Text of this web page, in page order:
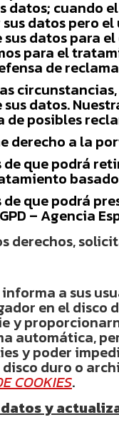
datos; cuando
datos pero
datos para
para el
de
datos.
de posibles
derecho a la
que podrá
que podrá
– Agencia
derechos,
informa a sus
en el disco
y
automática,
y poder
duro o
COOKIES.
y